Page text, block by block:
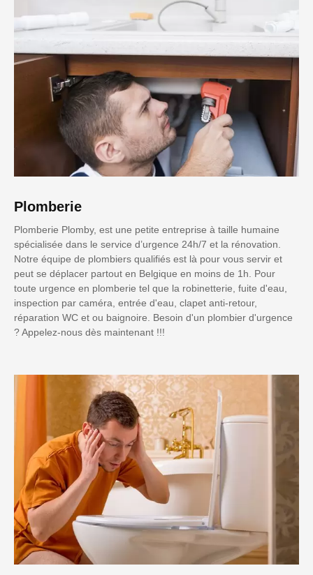
Plomberie
Plomberie Plomby, est une petite entreprise à taille humaine
spécialisée dans le service d’urgence 24h/7 et la rénovation.
Notre équipe de plombiers qualifiés est là pour vous servir et
peut se déplacer partout en Belgique en moins de 1h. Pour
toute urgence en plomberie tel que la robinetterie, fuite d'eau,
inspection par caméra, entrée d'eau, clapet anti-retour,
réparation WC et ou baignoire. Besoin d'un plombier d'urgence
? Appelez-nous dès maintenant !!!